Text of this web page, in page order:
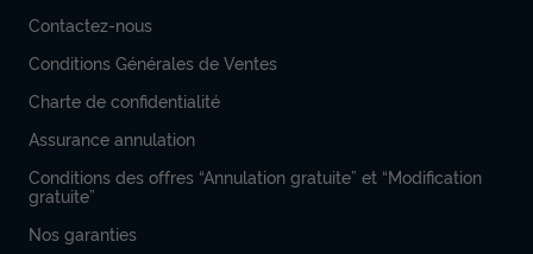
Contactez-nous
Conditions Générales de Ventes
Charte de confidentialité
Assurance annulation
Conditions des offres “Annulation gratuite” et “Modification
gratuite”
Nos garanties